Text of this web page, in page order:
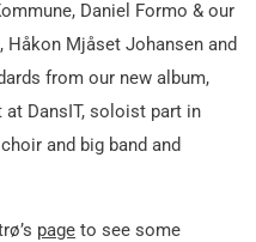
Daniel Formo & our
Håkon Mjåset Johansen and
from our new album,
at DansIT, soloist part in
and big band and
page to see some